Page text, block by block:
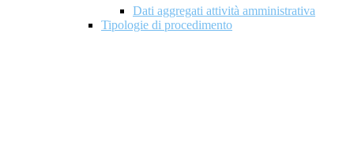
Dati aggregati attività amministrativa
Tipologie di procedimento